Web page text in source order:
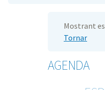
Mostrant
Tornar
AGENDA